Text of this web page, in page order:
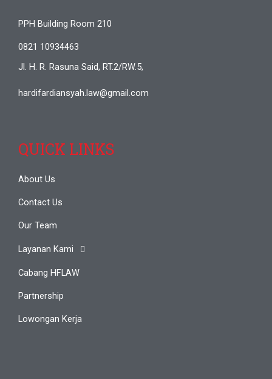
PPH Building Room 210
0821 10934463
Jl. H. R. Rasuna Said, RT.2/RW.5,
hardifardiansyah.law@gmail.com
QUICK LINKS
About Us
Contact Us
Our Team
Layanan Kami
Cabang HFLAW
Partnership
Lowongan Kerja